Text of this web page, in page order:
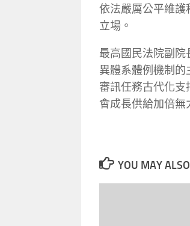
依法嚴厲公平維護
立場。
最高國民法院副院
異體系體例機制
審訊任務古代化支
會成長供給加倍無
YOU MAY